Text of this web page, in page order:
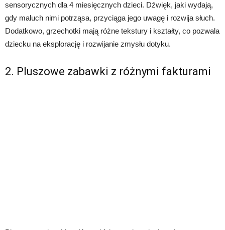
sensorycznych dla 4 miesięcznych dzieci. Dźwięk, jaki wydają,
gdy maluch nimi potrząsa, przyciąga jego uwagę i rozwija słuch.
Dodatkowo, grzechotki mają różne tekstury i kształty, co pozwala
dziecku na eksplorację i rozwijanie zmysłu dotyku.
2. Pluszowe zabawki z różnymi fakturami